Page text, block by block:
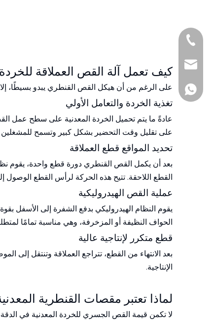
كيف تعمل آلة القص العملاقة
على الرغم من أن هيكل القص القنطري يبدو بسيطًا،
تغذية الخردة والتعامل الأولي
عادةً ما يتم تحميل الخردة المعدنية على سطح عمل
على تقليل وقت التحضير بشكل كبير وتسمح للمشغلين
تحديد المواقع قطع العملاقة
بعد أن يكمل القص القنطري دورة قطع واحدة، يقوم
القطع اللاحقة. تتيح هذه الحركة لرأس القطع
عملية القص الهيدروليكية
يقوم النظام الهيدروليكي بدفع الشفرة إلى الأسفل
الحواف النظيفة أو المزخرفة، وهي مناسبة تمامًا
قطع متكرر لإنتاجية عالية
بعد الانتهاء من القطع، تتراجع العملاقة وتنتقل إلى
الإنتاجية.
لماذا تعتبر مقصات القنطرية
لا تكمن قيمة القص الجسري للخردة المعدنية في
+86-
+86-510-
andy@js-
+86-